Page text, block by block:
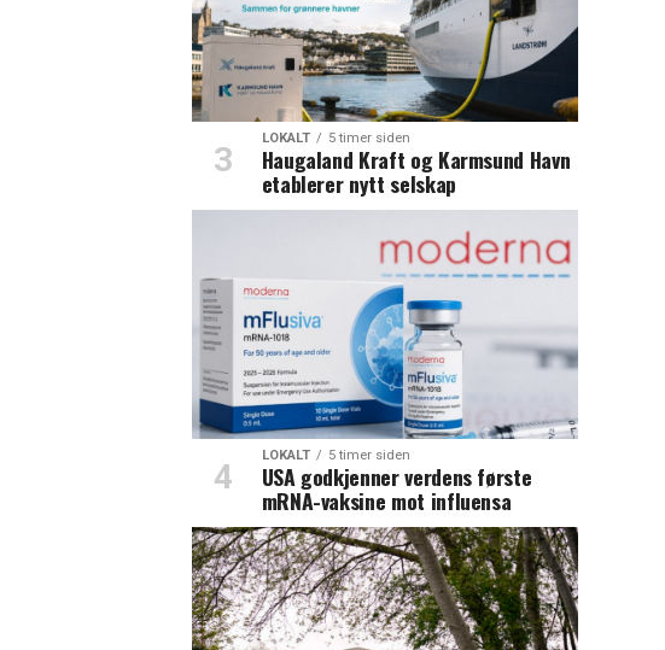
LOKALT 5 timer siden
Haugaland Kraft og Karmsund Havn
etablerer nytt selskap
LOKALT 5 timer siden
USA godkjenner verdens første
mRNA-vaksine mot influensa